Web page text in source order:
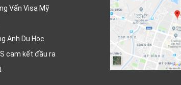
Vấn Visa Mỹ
Anh Du Học
cam kết đầu ra